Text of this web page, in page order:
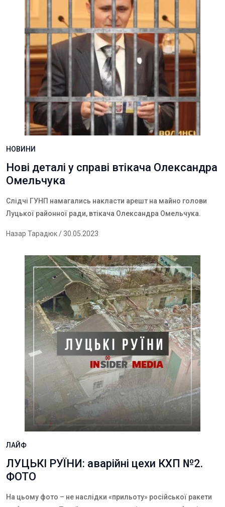
НОВИНИ
Нові деталі у справі втікача Олександра
Омельчука
Слідчі ГУНП намагались накласти арешт на майно голови
Луцької районної ради, втікача Олександра Омельчука.
Назар Тарадюк/ 30.05.2023
ЛАЙФ
ЛУЦЬКІ РУЇНИ: аварійні цехи КХП №2.
ФОТО
На цьому фото – не наслідки «прильоту» російської ракети